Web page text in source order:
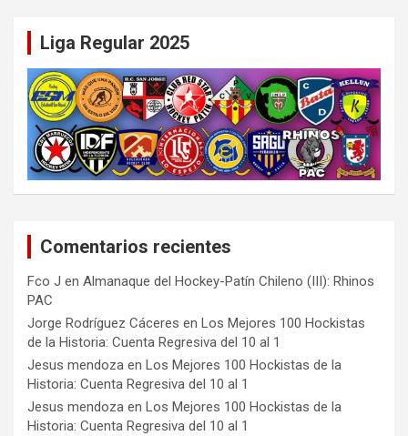
Liga Regular 2025
Comentarios recientes
Fco J en Almanaque del Hockey-Patín Chileno (III): Rhinos
PAC
Jorge Rodríguez Cáceres en Los Mejores 100 Hockistas
de la Historia: Cuenta Regresiva del 10 al 1
Jesus mendoza en Los Mejores 100 Hockistas de la
Historia: Cuenta Regresiva del 10 al 1
Jesus mendoza en Los Mejores 100 Hockistas de la
Historia: Cuenta Regresiva del 10 al 1